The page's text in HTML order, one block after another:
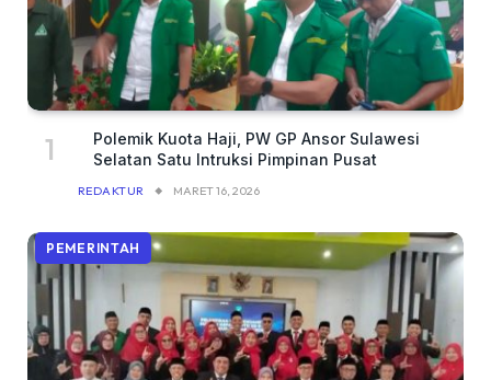
Polemik Kuota Haji, PW GP Ansor Sulawesi
Selatan Satu Intruksi Pimpinan Pusat
REDAKTUR MARET 16, 2026
PEMERINTAH